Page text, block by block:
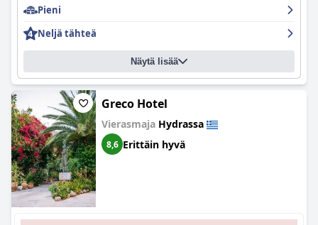
saadakseen vieraat tuntemaan olonsa kotoisaksi. Kaiken
kaikkiaan
nautinnolliseen lomaan.
Pieni
Neljä tähteä
Näytä lisää
Greco Hotel
Vierasmaja Hydrassa
8,6 Erittäin hyvä